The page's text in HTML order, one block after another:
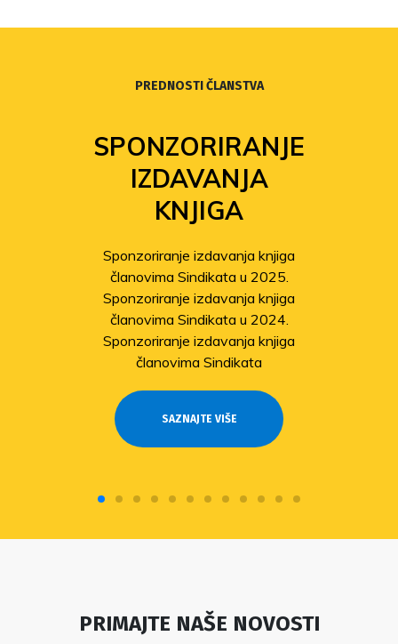
PREDNOSTI ČLANSTVA
SPONZORIRANJE
IZDAVANJA
KNJIGA
Sponzoriranje izdavanja knjiga
članovima Sindikata u 2025.
Sponzoriranje izdavanja knjiga
članovima Sindikata u 2024.
Sponzoriranje izdavanja knjiga
članovima Sindikata
SAZNAJTE VIŠE
PRIMAJTE NAŠE NOVOSTI